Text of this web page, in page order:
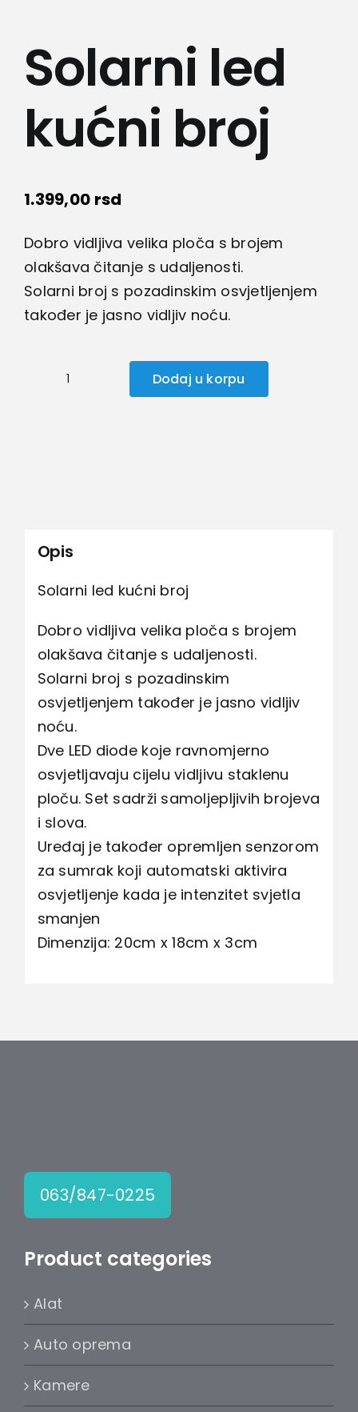
Kamere
Medicinska oprema
Solarni led
kućni broj
1.399,00 rsd
Dobro vidljiva velika ploča s brojem
olakšava čitanje s udaljenosti.
Solarni broj s pozadinskim osvjetljenjem
također je jasno vidljiv noću.
Solarni
Dodaj u korpu
Opis
Solarni led kućni broj
Dobro vidljiva velika ploča s brojem
olakšava čitanje s udaljenosti.
Solarni broj s pozadinskim
osvjetljenjem također je jasno vidljiv
noću.
Dve LED diode koje ravnomjerno
osvjetljavaju cijelu vidljivu staklenu
ploču. Set sadrži samoljepljivih brojeva
i slova.
Uređaj je također opremljen senzorom
za sumrak koji automatski aktivira
osvjetljenje kada je intenzitet svjetla
smanjen
Dimenzija: 20cm x 18cm x 3cm
063/847-0225
Product categories
Alat
Auto oprema
Kamere